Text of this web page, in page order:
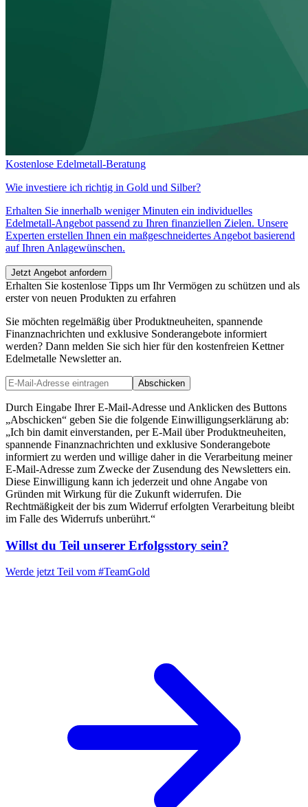
Kostenlose Edelmetall-Beratung
Wie investiere ich richtig in Gold und Silber?
Erhalten Sie innerhalb weniger Minuten ein individuelles
Edelmetall-Angebot passend zu Ihren finanziellen Zielen. Unsere
Experten erstellen Ihnen ein maßgeschneidertes Angebot basierend
auf Ihren Anlagewünschen.
Jetzt Angebot anfordern
Erhalten Sie kostenlose Tipps um Ihr Vermögen zu schützen und als
erster von neuen Produkten zu erfahren
Sie möchten regelmäßig über Produktneuheiten, spannende
Finanznachrichten und exklusive Sonderangebote informiert
werden? Dann melden Sie sich hier für den kostenfreien Kettner
Edelmetalle Newsletter an.
Abschicken
Durch Eingabe Ihrer E-Mail-Adresse und Anklicken des Buttons
„Abschicken“ geben Sie die folgende Einwilligungserklärung ab:
„Ich bin damit einverstanden, per E-Mail über Produktneuheiten,
spannende Finanznachrichten und exklusive Sonderangebote
informiert zu werden und willige daher in die Verarbeitung meiner
E-Mail-Adresse zum Zwecke der Zusendung des Newsletters ein.
Diese Einwilligung kann ich jederzeit und ohne Angabe von
Gründen mit Wirkung für die Zukunft widerrufen. Die
Rechtmäßigkeit der bis zum Widerruf erfolgten Verarbeitung bleibt
im Falle des Widerrufs unberührt.“
Willst du Teil unserer Erfolgsstory sein?
Werde jetzt Teil vom #TeamGold